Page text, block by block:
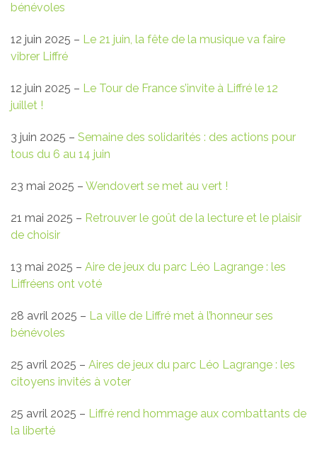
bénévoles
12 juin 2025 – Le 21 juin, la fête de la musique va faire
vibrer Liffré
12 juin 2025 – Le Tour de France s’invite à Liffré le 12
juillet !
3 juin 2025 – Semaine des solidarités : des actions pour
tous du 6 au 14 juin
23 mai 2025 – Wendovert se met au vert !
21 mai 2025 – Retrouver le goût de la lecture et le plaisir
de choisir
13 mai 2025 – Aire de jeux du parc Léo Lagrange : les
Liffréens ont voté
28 avril 2025 – La ville de Liffré met à l’honneur ses
bénévoles
25 avril 2025 – Aires de jeux du parc Léo Lagrange : les
citoyens invités à voter
25 avril 2025 – Liffré rend hommage aux combattants de
la liberté